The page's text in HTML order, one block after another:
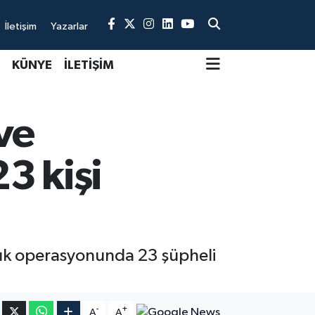
İletişim Yazarlar
KÜNYE İLETİŞİM
kişi
operasyonunda 23 şüpheli
A- A+